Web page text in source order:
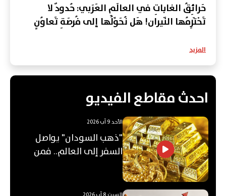
حَرائِقُ الغاباتِ في العالَمِ العَرَبي: حُدودٌ لا
تَحْتَرِمُها النّيران! هَل نُحَوِّلُها إلى فُرصَةِ تَعاوُنٍ
المزيد
احدث مقاطع الفيديو
الأحد 9 آب 2026
"ذهب السودان" يواصل
السفر إلى العالم.. فمن